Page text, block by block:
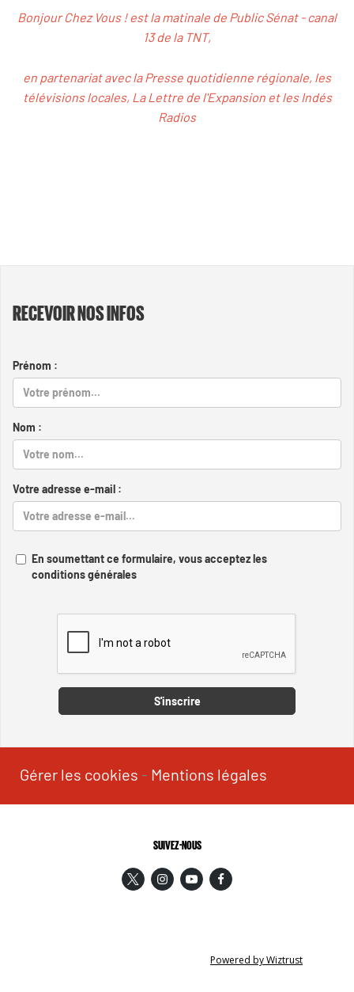
Bonjour Chez Vous ! est la matinale de Public Sénat - canal
13 de la TNT,
en partenariat avec la Presse quotidienne régionale, les
télévisions locales, La Lettre de l'Expansion et les Indés
Radios
RECEVOIR NOS INFOS
Prénom :
Nom :
Votre adresse e-mail :
En soumettant ce formulaire, vous acceptez les
conditions générales
S'inscrire
Gérer les cookies - Mentions légales
SUIVEZ-NOUS
Powered by Wiztrust